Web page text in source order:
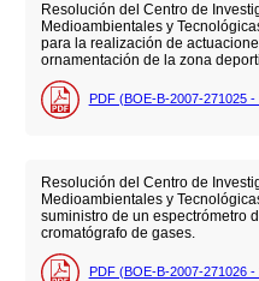
Resolución del Centro de
Medioambientales y
para la realización de
ornamentación de la zona
PDF (BOE-B-2007-271025 -
Resolución del Centro de
Medioambientales y
suministro de un espectrómetro
cromatógrafo de gases.
PDF (BOE-B-2007-271026 -